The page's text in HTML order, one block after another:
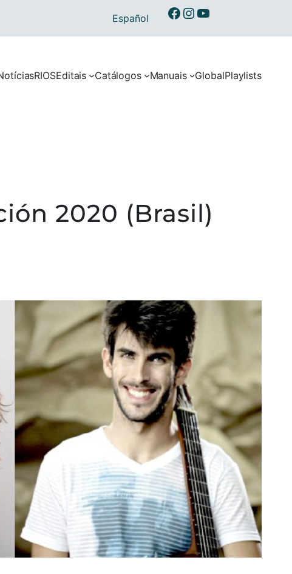
RIOSEditais Catálogos Manuais GlobalPlaylists
Español Ibermusicas no Facebook
Ibermusicas no Instagram
Ibermusicas no Youtube
2020 (Brasil)